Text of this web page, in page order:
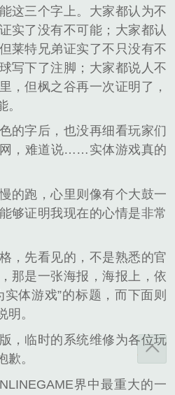
这三个字上。大家都认为不
实了没有不可能；大家都认
莱特兄弟证实了不只没有不
写下了注脚；大家都说人不
，但枫之谷再一次证明了，
的字后，也没再细看玩家们
，难道说……实体游戏真的
的跑，心里则像有个大鼓一
够证明我现在的心情是非常
，先看见的，不是熟悉的官
那是一张海报，海报上，依
实体游戏”的标题，而下面则
。
，临时的系统维修为各位玩
。
界中最重大的一